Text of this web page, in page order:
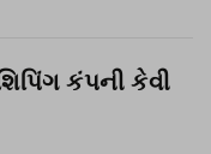
કંપની કેવી